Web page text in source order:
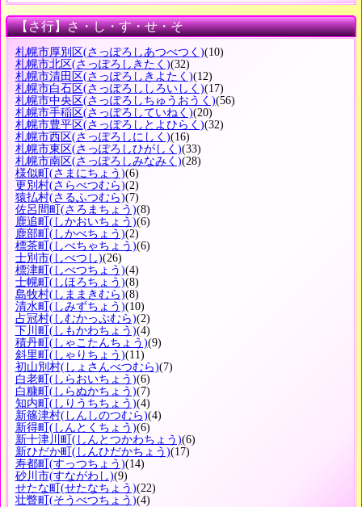
【さ行】さ・し・す・せ・そ
札幌市厚別区(さっぽろしあつべつく)(10)
札幌市北区(さっぽろしきたく)(32)
札幌市清田区(さっぽろしきよたく)(12)
札幌市白石区(さっぽろししろいしく)(17)
札幌市中央区(さっぽろしちゅうおうく)(56)
札幌市手稲区(さっぽろしていねく)(20)
札幌市豊平区(さっぽろしとよひらく)(32)
札幌市西区(さっぽろしにしく)(16)
札幌市東区(さっぽろしひがしく)(33)
札幌市南区(さっぽろしみなみく)(28)
様似町(さまにちょう)(6)
更別村(さらべつむら)(2)
猿払村(さるふつむら)(7)
佐呂間町(さろまちょう)(8)
鹿追町(しかおいちょう)(6)
鹿部町(しかべちょう)(2)
標茶町(しべちゃちょう)(6)
士別市(しべつし)(26)
標津町(しべつちょう)(4)
士幌町(しほろちょう)(8)
島牧村(しままきむら)(8)
清水町(しみずちょう)(10)
占冠村(しむかっぷむら)(2)
下川町(しもかわちょう)(4)
積丹町(しゃこたんちょう)(9)
斜里町(しゃりちょう)(11)
初山別村(しょさんべつむら)(7)
白老町(しらおいちょう)(6)
白糠町(しらぬかちょう)(7)
知内町(しりうちちょう)(4)
新篠津村(しんしのつむら)(4)
新得町(しんとくちょう)(6)
新十津川町(しんとつかわちょう)(6)
新ひだか町(しんひだかちょう)(17)
寿都町(すっつちょう)(14)
砂川市(すながわし)(9)
せたな町(せたなちょう)(22)
壮瞥町(そうべつちょう)(4)